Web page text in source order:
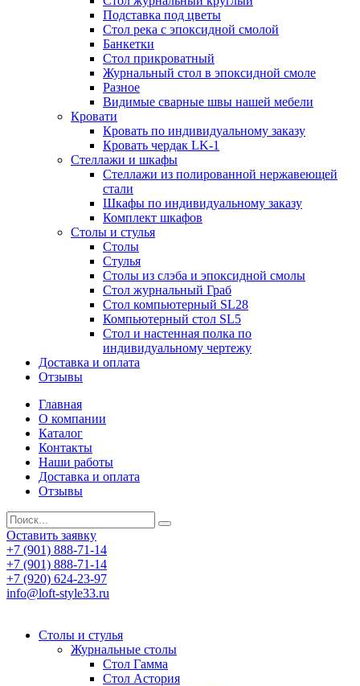
Подставка под цветы
Стол река с эпоксидной смолой
Банкетки
Стол прикроватный
Журнальный стол в эпоксидной смоле
Разное
Видимые сварные швы нашей мебели
Кровати
Кровать по индивидуальному заказу
Кровать чердак LK-1
Стеллажи и шкафы
Стеллажи из полированной нержавеющей
стали
Шкафы по индивидуальному заказу
Комплект шкафов
Столы и стулья
Столы
Стулья
Столы из слэба и эпоксидной смолы
Стол журнальный Граб
Стол компьютерный SL28
Компьютерный стол SL5
Стол и настенная полка по
индивидуальному чертежу
Доставка и оплата
Отзывы
Главная
О компании
Каталог
Контакты
Наши работы
Доставка и оплата
Отзывы
Оставить заявку
+7 (901) 888-71-14
+7 (901) 888-71-14
+7 (920) 624-23-97
info@loft-style33.ru
Cтолы и стулья
Журнальные столы
Стол Гамма
Стол Астория